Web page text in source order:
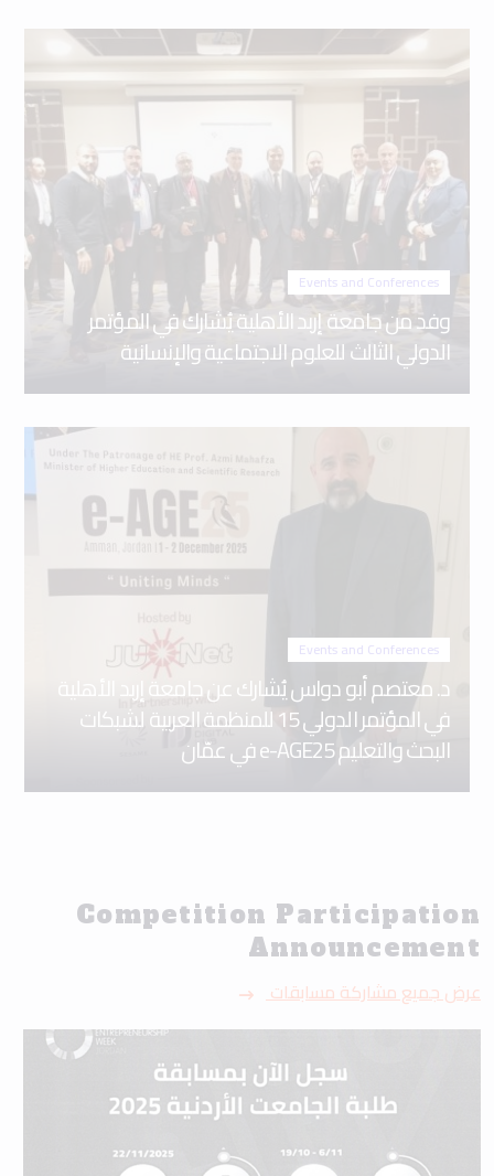
Events and Conferences
وفد من جامعة إربد الأهلية يُشارك في المؤتمر
الدولي الثالث للعلوم الاجتماعية والإنسانية
Events and Conferences
د. معتصم أبو دواس يُشارك عن جامعة إربد الأهلية
في المؤتمر الدولي 15 للمنظمة العربية لشبكات
البحث والتعليم e-AGE25 في عمّان
Competition Participation
Announcement
عرض جميع مشاركة مسابقات